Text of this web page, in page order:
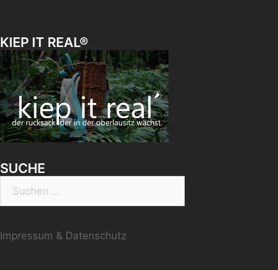
KIEP IT REAL®
SUCHE
Suchen
Impressum & Datenschutz